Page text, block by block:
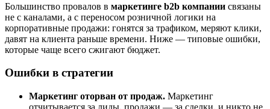
Большинство провалов в маркетинге b2b компании связаны
не с каналами, а с переносом розничной логики на
корпоративные продажи: гонятся за трафиком, меряют клики,
давят на клиента раньше времени. Ниже — типовые ошибки,
которые чаще всего сжигают бюджет.
Ошибки в стратегии
Маркетинг оторван от продаж. Маркетинг